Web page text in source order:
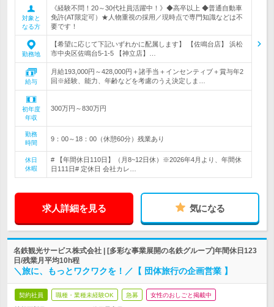
対象と
なる方
《経験不問！20～30代社員活躍中！》◆高卒以上 ◆普通自動車
免許(AT限定可）★人物重視の採用／現時点で専門知識などは不
要です！
勤務地
【希望に応じて下記いずれかに配属します】 【佐鳴台店】 浜松
市中央区佐鳴台5-1-5 【神立店】…
給与
月給193,000円～428,000円＋諸手当＋インセンティブ＋賞与年2
回※経験、能力、年齢などを考慮のうえ決定しま…
初年度
年収
300万円～830万円
勤務
時間
9：00～18：00（休憩60分）残業あり
休日
休暇
# 【年間休日110日】（月8~12日休）※2026年4月より、年間休
日111日# 定休日 会社カレ…
求人詳細を見る 気になる
名鉄観光サービス株式会社 | [多彩な事業展開の名鉄グループ]年間休日123
日/残業月平均10h程
＼旅に、もっとワクワクを！／【 団体旅行の企画営業 】
契約社員 職種・業種未経験OK 急募 女性のおしごと掲載中